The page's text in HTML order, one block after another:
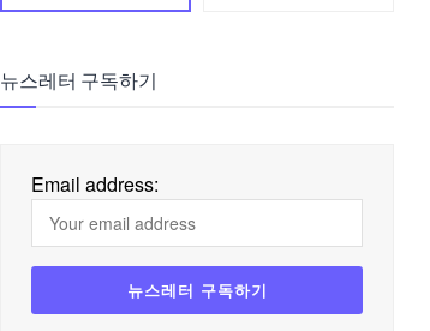
뉴스레터 구독하기
Email address: